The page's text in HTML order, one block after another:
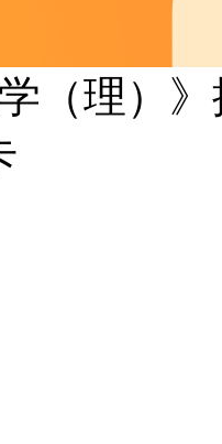
（理）